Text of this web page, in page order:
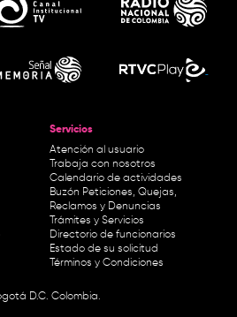
Servicios
Atención al usuario
Trabaja con nosotros
Calendario de actividades
Buzón Peticiones, Quejas,
Reclamos y Denuncias
Trámites y Servicios
Directorio de funcionarios
Estado de su solicitud
Términos y Condiciones
D.C. Colombia.